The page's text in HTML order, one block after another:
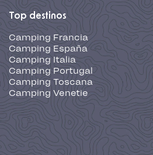
Top destinos
Camping Francia
Camping España
Camping Italia
Camping Portugal
Camping Toscana
Camping Venetie